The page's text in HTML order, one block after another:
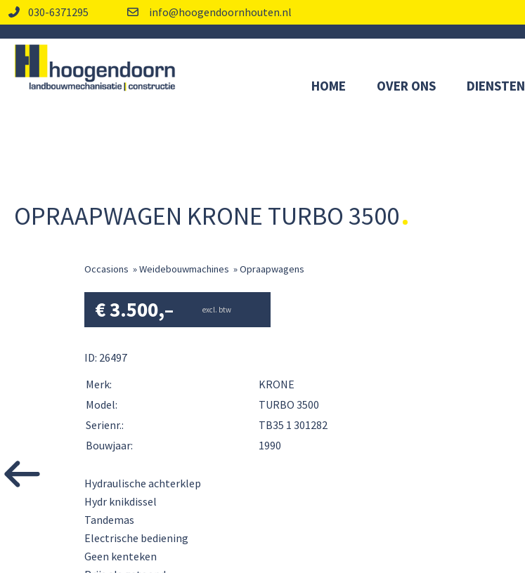
030-6371295 info@hoogendoornhouten.nl
HOME OVER ONS DIENSTEN
OPRAAPWAGEN KRONE TURBO 3500
Occasions »Weidebouwmachines »Opraapwagens
€3.500,– excl. btw
ID: 26497
Merk:
KRONE
Model:
TURBO 3500
Serienr.:
TB35 1 301282
Bouwjaar:
1990
Hydraulische achterklep
Hydr knikdissel
Tandemas
Electrische bediening
Geen kenteken